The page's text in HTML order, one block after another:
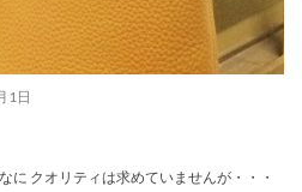
1日
に クオリティは求めていませんが・・・